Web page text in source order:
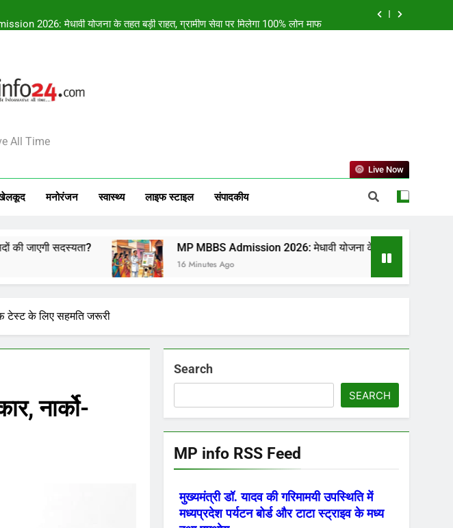
में बगावत से सियासी भूचाल, क्या ताहिर, रहमान, पठान समेत 20 सांसदों की जाएगी सदस्यता?
2026: मेधावी योजना के तहत बड़ी राहत, ग्रामीण सेवा पर मिलेगा 100% लोन माफ
All Time
मनोरंजन स्‍वास्‍थ्‍य लाइफ स्टाइल संपादकीय
Live Now
MP MBBS Admission 2026: मेधावी योजना के तहत बड़ी राहत, ग्रामीण सेवा पर
16 Minutes Ago
टेस्ट के लिए सहमति जरूरी
नार्को-
Search
SEARCH
MP info RSS Feed